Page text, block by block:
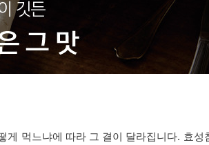
게 먹느냐에 따라 그 결이 달라집니다. 효성